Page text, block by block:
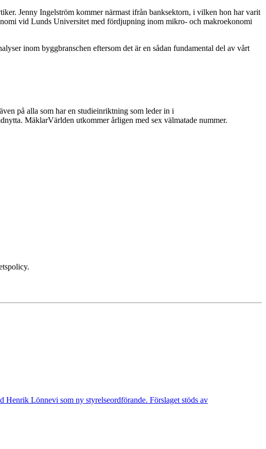
Jenny Ingelström kommer närmast ifrån banksektorn, i vilken hon har varit
vid Lunds Universitet med fördjupning inom mikro- och makroekonomi
inom byggbranschen eftersom det är en sådan fundamental del av vårt
på alla som har en studieinriktning som leder in i
MäklarVärlden utkommer årligen med sex välmatade nummer.
Lönnevi som ny styrelseordförande. Förslaget stöds av